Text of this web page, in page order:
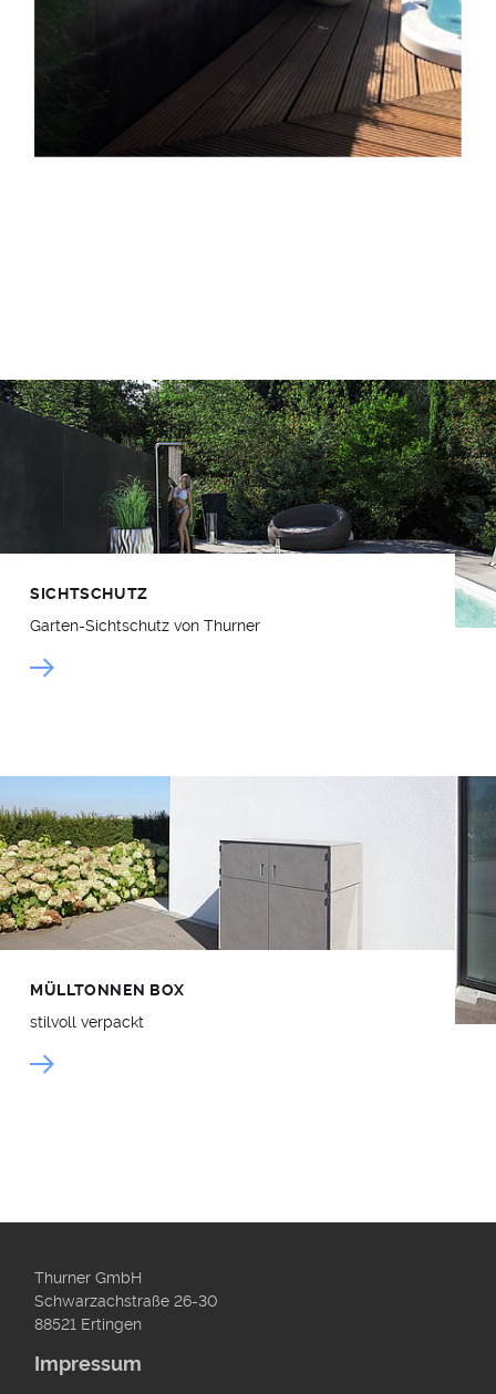
SICHTSCHUTZ
Garten-Sichtschutz von Thurner
MÜLLTONNEN BOX
stilvoll verpackt
Thurner GmbH
Schwarzachstraße 26-30
88521 Ertingen
Impressum